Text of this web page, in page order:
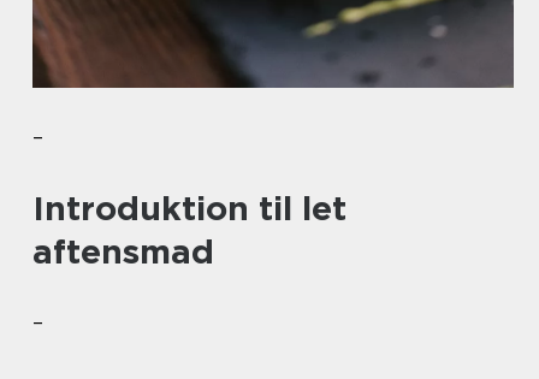
–
Introduktion til let
aftensmad
–